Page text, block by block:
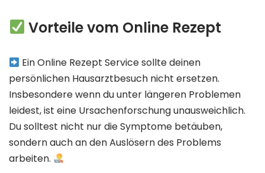
Vorteile vom Online Rezept
Ein Online Rezept Service sollte deinen
persönlichen Hausarztbesuch nicht ersetzen.
Insbesondere wenn du unter längeren Problemen
leidest, ist eine Ursachenforschung unausweichlich.
Du solltest nicht nur die Symptome betäuben,
sondern auch an den Auslösern des Problems
arbeiten.